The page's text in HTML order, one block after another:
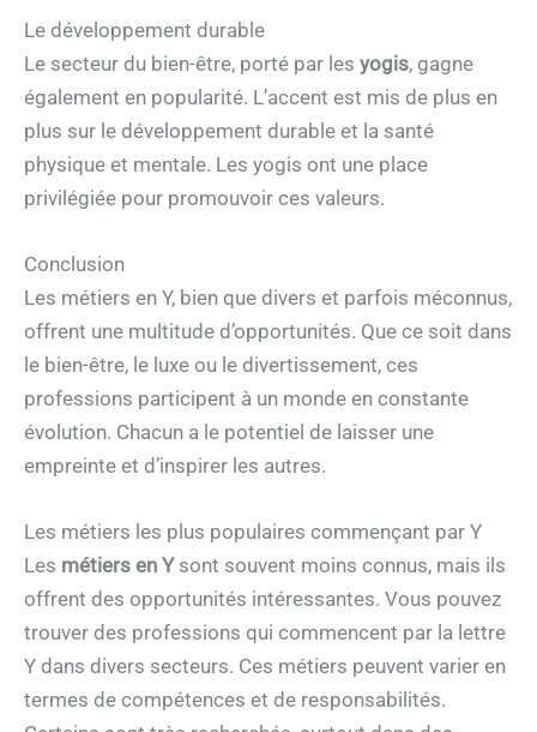
Le développement durable
Le secteur du bien-être, porté par les yogis, gagne
également en popularité. L’accent est mis de plus en
plus sur le développement durable et la santé
physique et mentale. Les yogis ont une place
privilégiée pour promouvoir ces valeurs.
Conclusion
Les métiers en Y, bien que divers et parfois méconnus,
offrent une multitude d’opportunités. Que ce soit dans
le bien-être, le luxe ou le divertissement, ces
professions participent à un monde en constante
évolution. Chacun a le potentiel de laisser une
empreinte et d’inspirer les autres.
Les métiers les plus populaires commençant par Y
Les métiers en Ysont souvent moins connus, mais ils
offrent des opportunités intéressantes. Vous pouvez
trouver des professions qui commencent par la lettre
Y dans divers secteurs. Ces métiers peuvent varier en
termes de compétences et de responsabilités.